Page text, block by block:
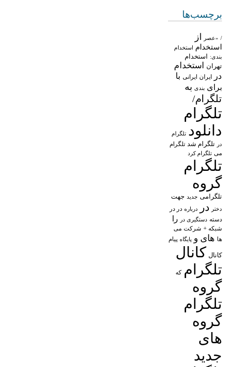
برچسب‌ها
/ «عصر از
استخدام استخدام
بندی: استخدام
تهران
استخدام
در
ایران ایرانی با
برای بندی به
تلگرام/
تلگرام
دانلود تلگرام
در تلگرام شد تلگرام
می تلگرام کرد
تلگرام
گروه
تلگرامی جدید جهت
دختر در درباره در در
دسته دستگیری در را
شبکه + شرکت می
ها های و پایگاه پیام
کانال کانال
تلگرام که
گروه
تلگرام
گروه
های
جدید